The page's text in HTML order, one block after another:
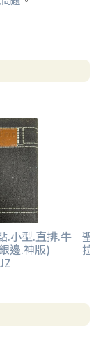
.小型.直排.牛
邊.神版)
聖
拉